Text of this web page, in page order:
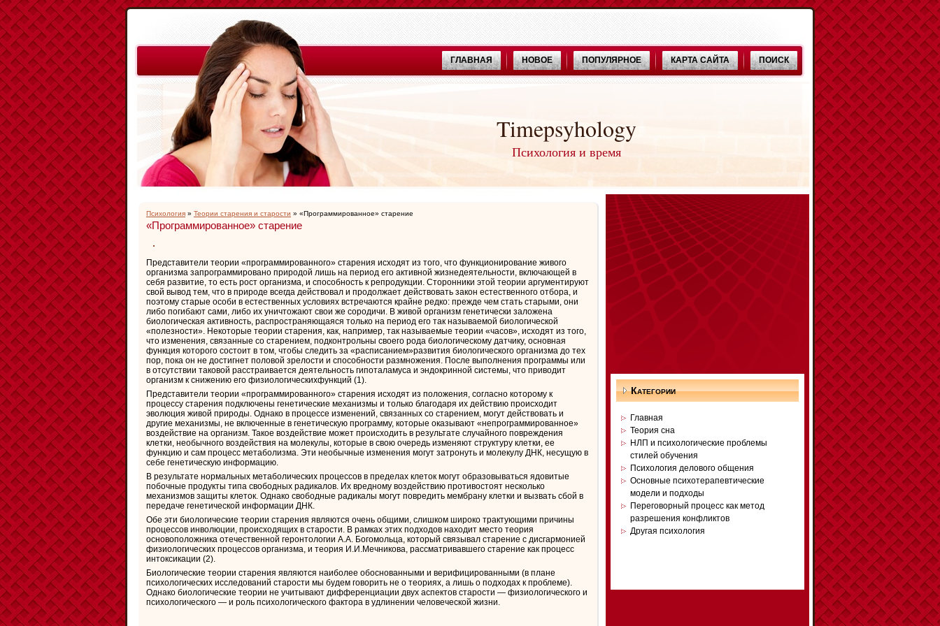
Timepsyhology
Психология и время
ГЛАВНАЯ НОВОЕ ПОПУЛЯРНОЕ КАРТА САЙТА ПОИСК
Психология » Теории старения и старости » «Программированное» старение
«Программированное» старение
Представители теории «программированного» старения исходят из того, что функционирование живого
организма запрограммировано природой лишь на период его активной жизнедеятельности, включающей в
себя развитие, то есть рост организма, и способность к репродукции. Сторонники этой теории аргументируют
свой вывод тем, что в природе всегда действовал и продолжает действовать закон естественного отбора, и
поэтому старые особи в естественных условиях встречаются крайне редко: прежде чем стать старыми, они
либо погибают сами, либо их уничтожают свои же сородичи. В живой организм генетически заложена
биологическая активность, распространяющаяся только на период его так называемой биологической
«полезности». Некоторые теории старения, как, например, так называемые теории «часов», исходят из того,
что изменения, связанные со старением, подконтрольны своего рода биологическому датчику, основная
функция которого состоит в том, чтобы следить за «расписанием»развития биологического организма до тех
пор, пока он не достигнет половой зрелости и способности размножения. После выполнения программы или
в отсутствии таковой расстраивается деятельность гипоталамуса и эндокринной системы, что приводит
организм к снижению его физиологическихфункций (1).
Представители теории «программированного» старения исходят из положения, согласно которому к
процессу старения подключены генетические механизмы и только благодаря их действию происходит
эволюция живой природы. Однако в процессе изменений, связанных со старением, могут действовать и
другие механизмы, не включенные в генетическую программу, которые оказывают «непрограммированное»
воздействие на организм. Такое воздействие может происходить в результате случайного повреждения
клетки, необычного воздействия на молекулы, которые в свою очередь изменяют структуру клетки, ее
функцию и сам процесс метаболизма. Эти необычные изменения могут затронуть и молекулу ДНК, несущую в
себе генетическую информацию.
В результате нормальных метаболических процессов в пределах клеток могут образовываться ядовитые
побочные продукты типа свободных радикалов. Их вредному воздействию противостоят несколько
механизмов защиты клеток. Однако свободные радикалы могут повредить мембрану клетки и вызвать сбой в
передаче генетической информации ДНК.
Обе эти биологические теории старения являются очень общими, слишком широко трактующими причины
процессов инволюции, происходящих в старости. В рамках этих подходов находит место теория
основоположника отечественной геронтологии А.А. Богомольца, который связывал старение с дисгармонией
физиологических процессов организма, и теория И.И.Мечникова, рассматривавшего старение как процесс
интоксикации (2).
Биологические теории старения являются наиболее обоснованными и верифицированными (в плане
психологических исследований старости мы будем говорить не о теориях, а лишь о подходах к проблеме).
Однако биологические теории не учитывают дифференциации двух аспектов старости — физиологического и
психологического — и роль психологического фактора в удлинении человеческой жизни.
Категории
Главная
Теория сна
НЛП и психологические проблемы
стилей обучения
Психология делового общения
Основные психотерапевтические
модели и подходы
Переговорный процесс как метод
разрешения конфликтов
Другая психология